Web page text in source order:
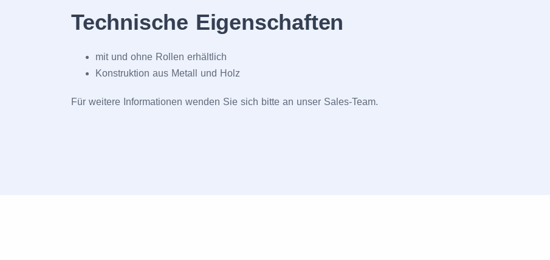
Technische Eigenschaften
mit und ohne Rollen erhältlich
Konstruktion aus Metall und Holz
Für weitere Informationen wenden Sie sich bitte an unser Sales-Team.